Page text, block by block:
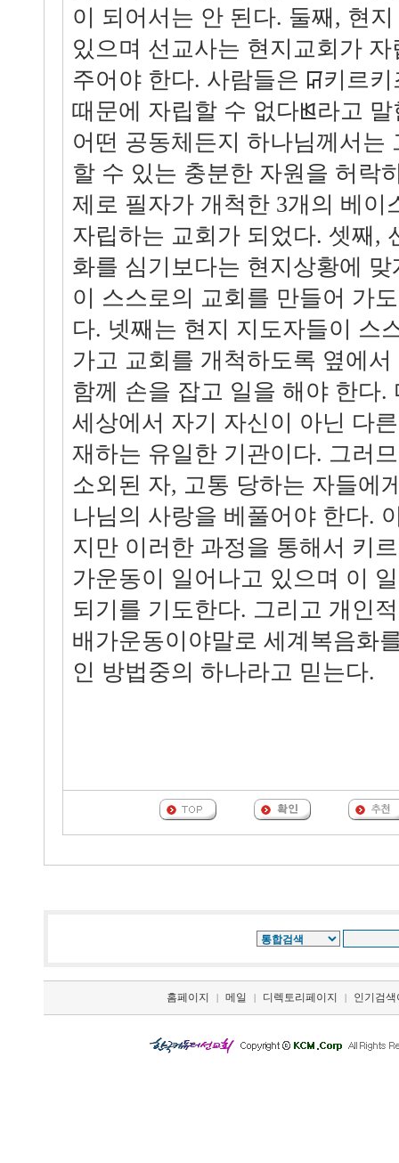
이 되어서는 안 된다. 둘째, 현
있으며 선교사는 현지교회가
주어야 한다. 사람들은 ꡒ키르
때문에 자립할 수 없다ꡓ라고
어떤 공동체든지 하나님께서는
할 수 있는 충분한 자원을 허락
제로 필자가 개척한 3개의 베이
자립하는 교회가 되었다. 셋째,
화를 심기보다는 현지상황에
이 스스로의 교회를 만들어 가
다. 넷째는 현지 지도자들이 스
가고 교회를 개척하도록 옆에
함께 손을 잡고 일을 해야 한다.
세상에서 자기 자신이 아닌 다
재하는 유일한 기관이다. 그러
소외된 자, 고통 당하는 자들에
나님의 사랑을 베풀어야 한다.
지만 이러한 과정을 통해서 키
가운동이 일어나고 있으며 이
되기를 기도한다. 그리고 개인
배가운동이야말로 세계복음화
인 방법중의 하나라고 믿는다.
홈페이지 | 메일 | 디렉토리페이지 | 인기검색